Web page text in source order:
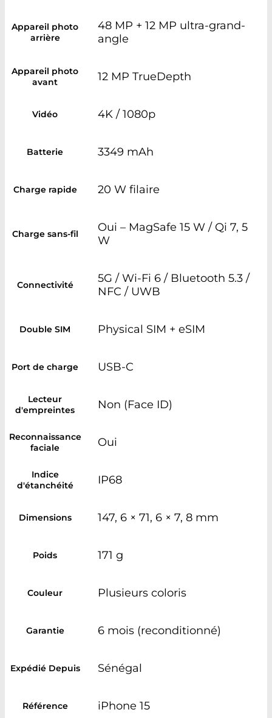
Appareil photo
arrière
48 MP + 12 MP ultra-grand-
angle
Appareil photo
avant
12 MP TrueDepth
Vidéo 4K / 1080p
Batterie 3349 mAh
Charge rapide 20 W filaire
Charge sans-fil
Oui – MagSafe 15 W / Qi 7, 5
W
Connectivité
5G / Wi-Fi 6 / Bluetooth 5.3 /
NFC / UWB
Double SIM Physical SIM + eSIM
Port de charge USB-C
Lecteur
d'empreintes
Non (Face ID)
Reconnaissance
faciale
Oui
Indice
d'étanchéité
IP68
Dimensions 147, 6 × 71, 6 × 7, 8 mm
Poids 171 g
Couleur Plusieurs coloris
Garantie 6 mois (reconditionné)
Expédié Depuis Sénégal
Référence iPhone 15